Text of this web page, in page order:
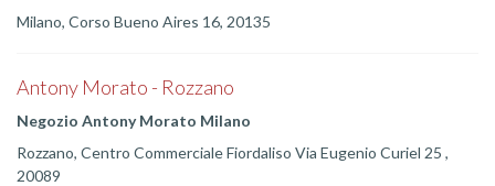
Milano, Corso Bueno Aires 16, 20135
Antony Morato - Rozzano
Negozio Antony Morato Milano
Rozzano, Centro Commerciale Fiordaliso Via Eugenio Curiel 25 ,
20089